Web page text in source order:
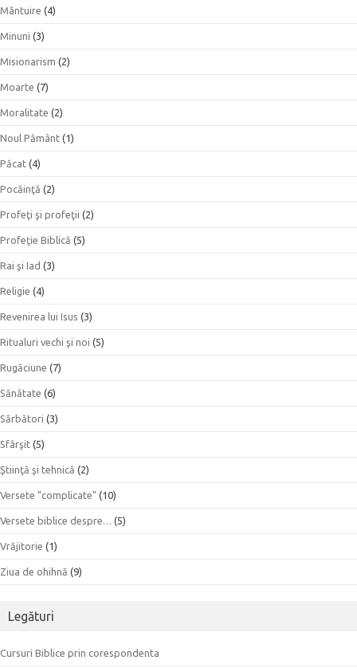
Mântuire (4)
Minuni (3)
Misionarism (2)
Moarte (7)
Moralitate (2)
Noul Pământ (1)
Păcat (4)
Pocăinţă (2)
Profeţi şi profeţii (2)
Profeţie Biblică (5)
Rai şi Iad (3)
Religie (4)
Revenirea lui Isus (3)
Ritualuri vechi şi noi (5)
Rugăciune (7)
Sănătate (6)
Sărbători (3)
Sfârşit (5)
Ştiinţă şi tehnică (2)
Versete "complicate" (10)
Versete biblice despre… (5)
Vrăjitorie (1)
Ziua de ohihnă (9)
Legături
Cursuri Biblice prin corespondenta